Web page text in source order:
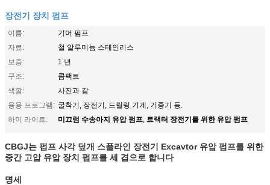
장전기 장치 펌프
이름:
기어 펌프
자료:
철 알루미늄 스테인리스
보증:
1 년
구조:
콤팩트
색깔:
사진과 같
응용 프로그램: 굴착기, 장전기, 드릴링 기계, 기중기 등.
하이 라이트:
미끄럼 수송아지 유압 펌프, 트랙터 장전기를 위한 유압 펌프
CBGJ는 펌프 사각 덮개 스플라인 장전기 Excavtor 유압 펌프를 위한
중간 고압 유압 장치 펌프를 세 겹으로 합니다
명세